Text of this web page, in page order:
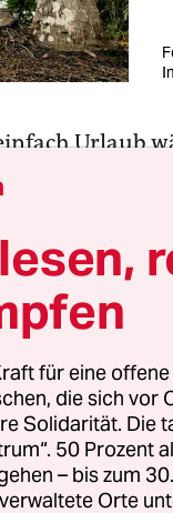
Urlaub
der Aufsteiger
besonders
der immerzu
endlich
Freizeitmodus
für eine
die sich vor
Solidarität. Die
50 Prozent
– bis zum
Orte